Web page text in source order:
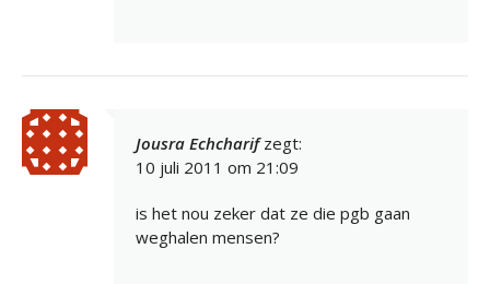
Jousra Echcharif zegt:
10 juli 2011 om 21:09
is het nou zeker dat ze die pgb gaan
weghalen mensen?